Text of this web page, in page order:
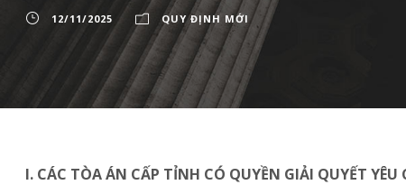
12/11/2025 QUY ĐỊNH MỚI
I. CÁC TÒA ÁN CẤP TỈNH CÓ QUYỀN GIẢI QUYẾT